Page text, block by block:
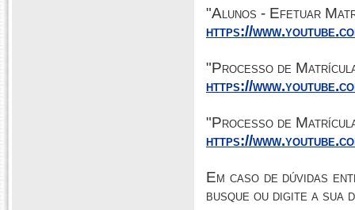
"Alunos - Efetuar
https://
"Processo de
https://
"Processo de
https://
Em caso de dúvidas
busque ou digite a sua